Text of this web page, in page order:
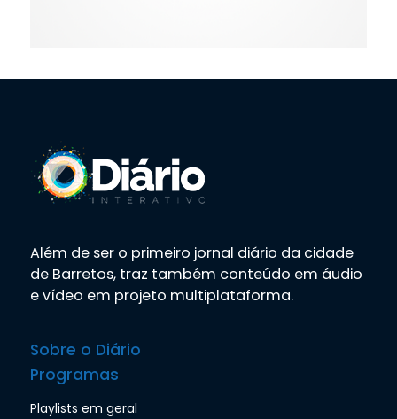
Além de ser o primeiro jornal diário da cidade
de Barretos, traz também conteúdo em áudio
e vídeo em projeto multiplataforma.
Sobre o Diário
Programas
Playlists em geral